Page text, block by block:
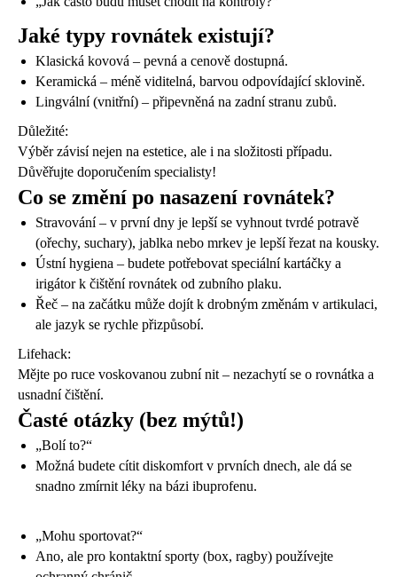
Jaké typy rovnátek existují?
Klasická kovová – pevná a cenově dostupná.
Keramická – méně viditelná, barvou odpovídající sklovině.
Lingvální (vnitřní) – připevněná na zadní stranu zubů.
Důležité:
Výběr závisí nejen na estetice, ale i na složitosti případu.
Důvěřujte doporučením specialisty!
Co se změní po nasazení rovnátek?
Stravování – v první dny je lepší se vyhnout tvrdé potravě
(ořechy, suchary), jablka nebo mrkev je lepší řezat na kousky.
Ústní hygiena – budete potřebovat speciální kartáčky a
irigátor k čištění rovnátek od zubního plaku.
Řeč – na začátku může dojít k drobným změnám v artikulaci,
ale jazyk se rychle přizpůsobí.
Lifehack:
Mějte po ruce voskovanou zubní nit – nezachytí se o rovnátka a
usnadní čištění.
Časté otázky (bez mýtů!)
„Bolí to?“
Možná budete cítit diskomfort v prvních dnech, ale dá se
snadno zmírnit léky na bázi ibuprofenu.
„Mohu sportovat?“
Ano, ale pro kontaktní sporty (box, ragby) používejte